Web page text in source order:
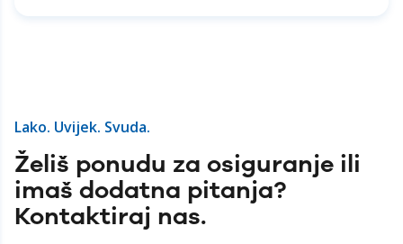
Srebrenik
Alije Izetbegovića bb
Lako. Uvijek. Svuda.
Želiš ponudu za osiguranje ili
imaš dodatna pitanja?
Kontaktiraj nas.